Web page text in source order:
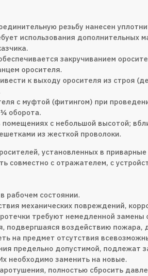
резьбу нанесен
использования дополнительных
закручиванием
оросителя.
к выходу оросителя из строя
с муфтой (фитингом) при
оборота.
с небольшой высотой;
из жесткой проволоки.
установленных в
совместно с отражателем, с
рабочем состоянии.
механических повреждений,
требуют немедленной замены
подвергшаяся воздействию
на предмет отсутствия
предельно допустимой, подлежат
необходимо заменить на новые.
полностью сбросить